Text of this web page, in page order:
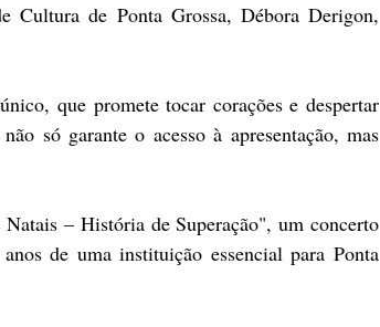
Cultura de Ponta Grossa, Débora Derigon,
que promete tocar corações e despertar
só garante o acesso à apresentação, mas
– História de Superação", um concerto
de uma instituição essencial para Ponta